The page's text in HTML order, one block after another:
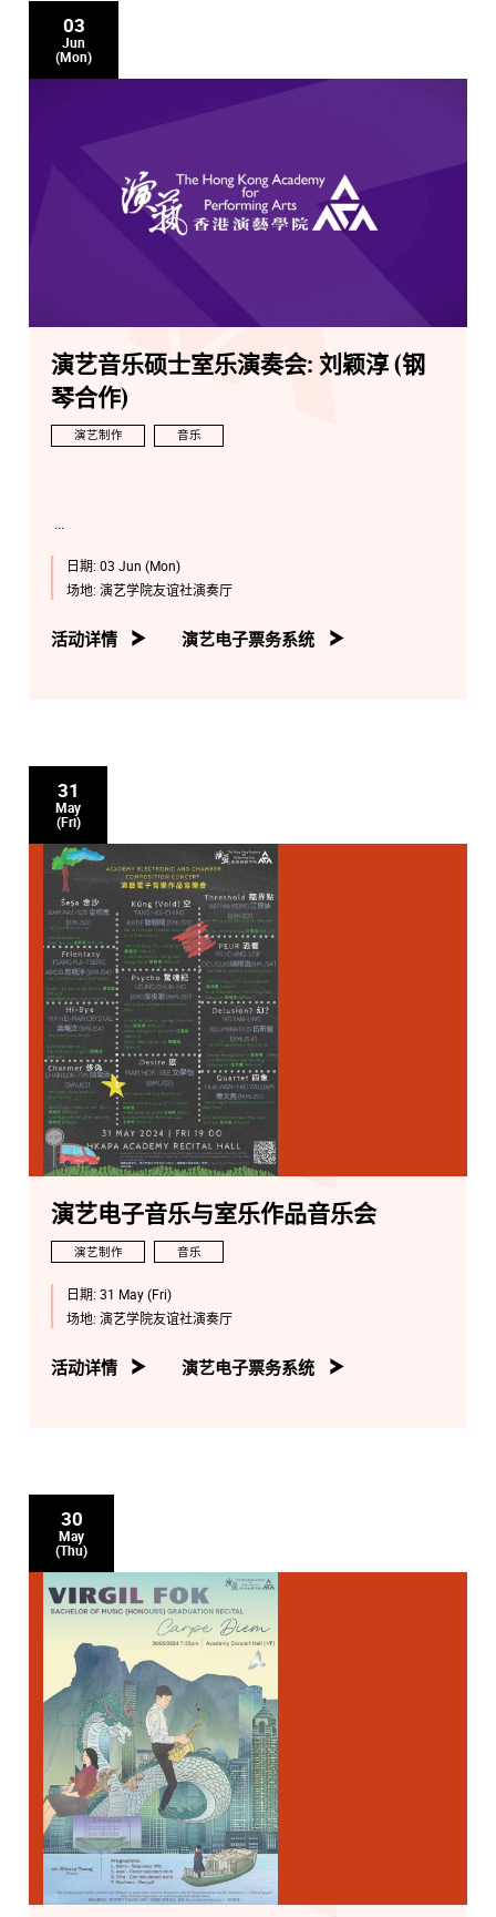
03
Jun
(Mon)
演艺音乐硕士室乐演奏会: 刘颖淳 (钢
琴合作)
演艺制作 音乐
日期: 03 Jun (Mon)
场地: 演艺学院友谊社演奏厅
活动详情 演艺电子票务系统
31
May
(Fri)
演艺电子音乐与室乐作品音乐会
演艺制作 音乐
日期: 31 May (Fri)
场地: 演艺学院友谊社演奏厅
活动详情 演艺电子票务系统
30
May
(Thu)